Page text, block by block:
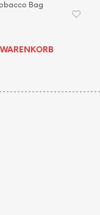
Bag
WARENKORB